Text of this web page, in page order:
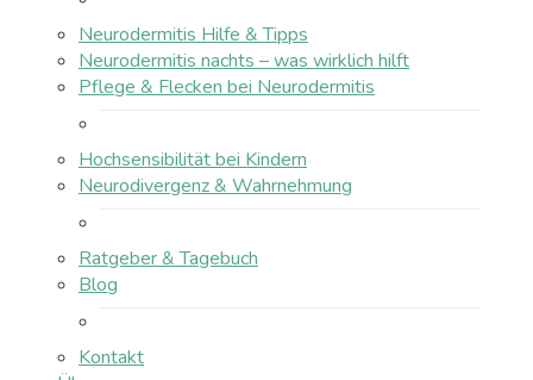
Neurodermitis Hilfe & Tipps
Neurodermitis nachts – was wirklich hilft
Pflege & Flecken bei Neurodermitis
Hochsensibilität bei Kindern
Neurodivergenz & Wahrnehmung
Ratgeber & Tagebuch
Blog
Kontakt